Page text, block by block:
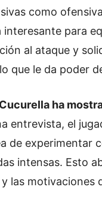
como
interesante para
al ataque y
que le da poder
Cucurella ha
entrevista, el
de experimentar
intensas. Esto
las motivaciones